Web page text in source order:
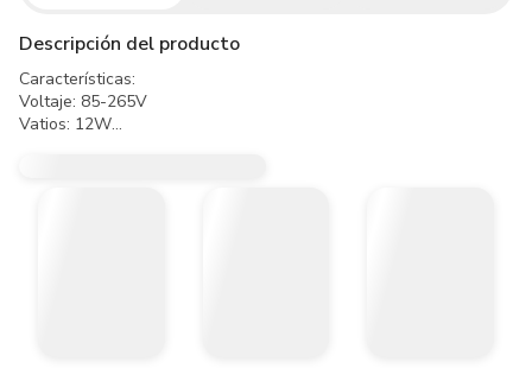
Descripción del producto
Características:
Voltaje: 85-265V
Vatios: 12W